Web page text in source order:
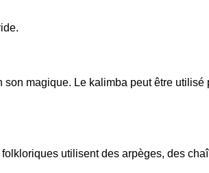
magique. Le kalimba peut être
utilisent des arpèges, des